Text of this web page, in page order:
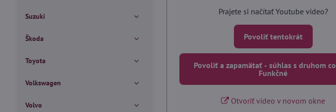
Prajete si načítať Youtube video?
Povoliť tentokrát
Povoliť a zapamätať - súhlas s druhom
Funkčné
Otvoriť video v novom okne
Suzuki
Škoda
Toyota
Volkswagen
Volvo